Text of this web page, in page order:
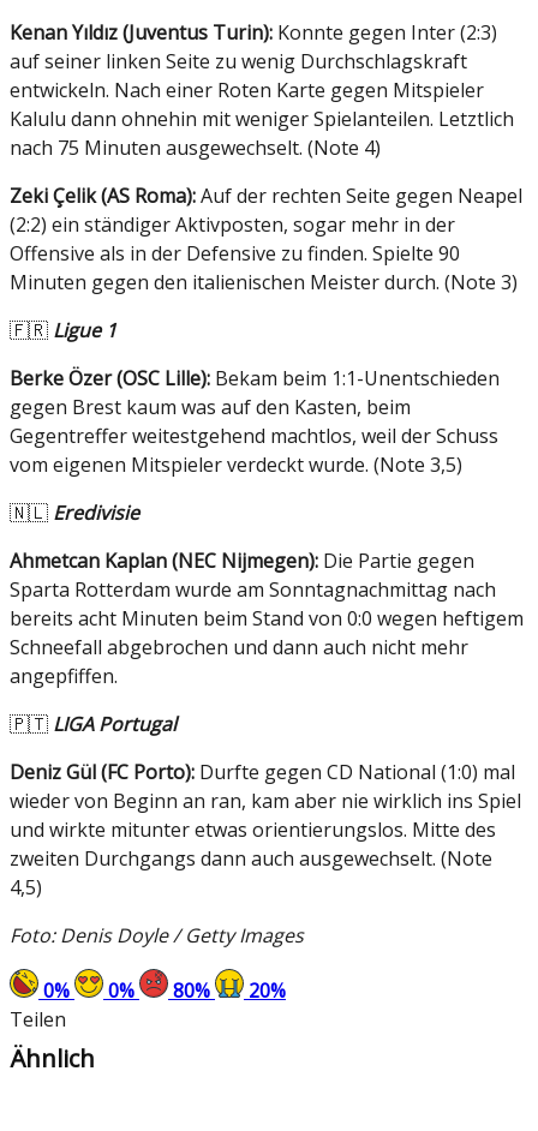
Kenan Yıldız (Juventus Turin): Konnte gegen Inter (2:3)
auf seiner linken Seite zu wenig Durchschlagskraft
entwickeln. Nach einer Roten Karte gegen Mitspieler
Kalulu dann ohnehin mit weniger Spielanteilen. Letztlich
nach 75 Minuten ausgewechselt. (Note 4)
Zeki Çelik (AS Roma):Auf der rechten Seite gegen Neapel
(2:2) ein ständiger Aktivposten, sogar mehr in der
Offensive als in der Defensive zu finden. Spielte 90
Minuten gegen den italienischen Meister durch. (Note 3)
🇫🇷 Ligue 1
Berke Özer (OSC Lille): Bekam beim 1:1-Unentschieden
gegen Brest kaum was auf den Kasten, beim
Gegentreffer weitestgehend machtlos, weil der Schuss
vom eigenen Mitspieler verdeckt wurde. (Note 3,5)
🇳🇱 Eredivisie
Ahmetcan Kaplan (NEC Nijmegen): Die Partie gegen
Sparta Rotterdam wurde am Sonntagnachmittag nach
bereits acht Minuten beim Stand von 0:0 wegen heftigem
Schneefall abgebrochen und dann auch nicht mehr
angepfiffen.
🇵🇹 LIGA Portugal
Deniz Gül (FC Porto): Durfte gegen CD National (1:0) mal
wieder von Beginn an ran, kam aber nie wirklich ins Spiel
und wirkte mitunter etwas orientierungslos. Mitte des
zweiten Durchgangs dann auch ausgewechselt. (Note
4,5)
Foto: Denis Doyle / Getty Images
0% 0% 80% 20%
Teilen
Ähnlich